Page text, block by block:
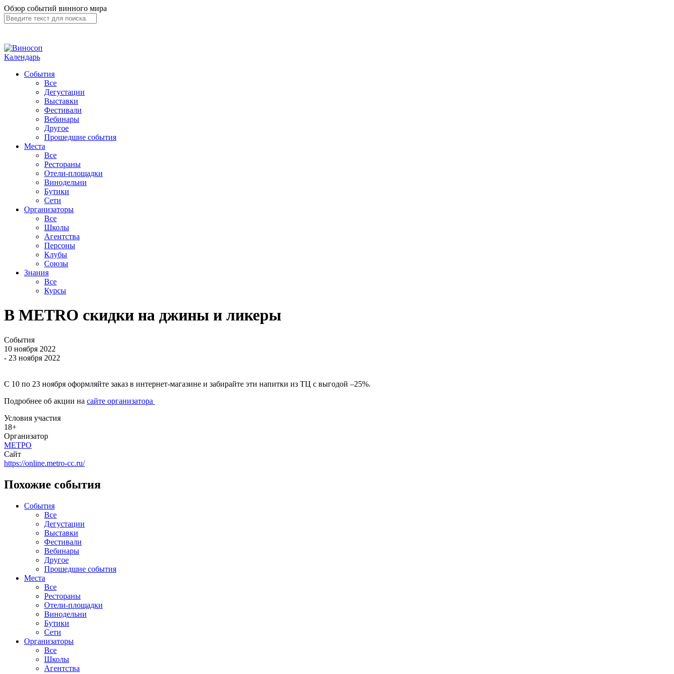
Обзор событий винного мира
Календарь
События
Все
Дегустации
Выставки
Фестивали
Вебинары
Другое
Прошедшие события
Места
Все
Рестораны
Отели-площадки
Винодельни
Бутики
Сети
Организаторы
Все
Школы
Агентства
Персоны
Клубы
Союзы
Знания
Все
Курсы
В METRO скидки на джины и ликеры
События
10 ноября 2022
- 23 ноября 2022
С 10 по 23 ноября оформляйте заказ в интернет-магазине и забирайте эти напитки из ТЦ с выгодой –25%.
Подробнее об акции на сайте организатора
Условия участия
18+
Организатор
МЕТРО
Сайт
https://online.metro-cc.ru/
Похожие события
События
Все
Дегустации
Выставки
Фестивали
Вебинары
Другое
Прошедшие события
Места
Все
Рестораны
Отели-площадки
Винодельни
Бутики
Сети
Организаторы
Все
Школы
Агентства